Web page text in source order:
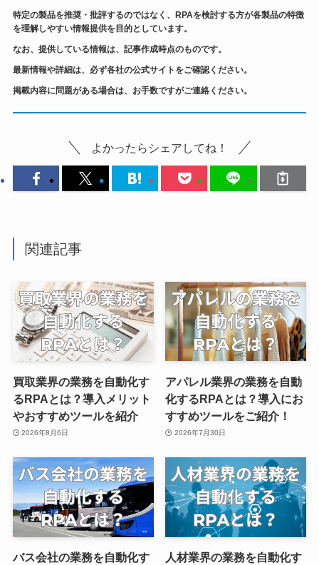
特定の製品を推奨・批評するのではなく、RPAを検討する方が各製品の特徴
を理解しやすい情報提供を目的としています。
なお、提供している情報は、記事作成時点のものです。
最新情報や詳細は、必ず各社の公式サイトをご確認ください。
掲載内容に問題がある場合は、お手数ですがご連絡ください。
よかったらシェアしてね！
関連記事
買取業界の業務を自動化す
るRPAとは？導入メリット
やおすすめツールを紹介
2026年8月6日
アパレル業界の業務を自動
化するRPAとは？導入にお
すすめツールをご紹介！
2026年7月30日
バス会社の業務を自動化す
人材業界の業務を自動化す